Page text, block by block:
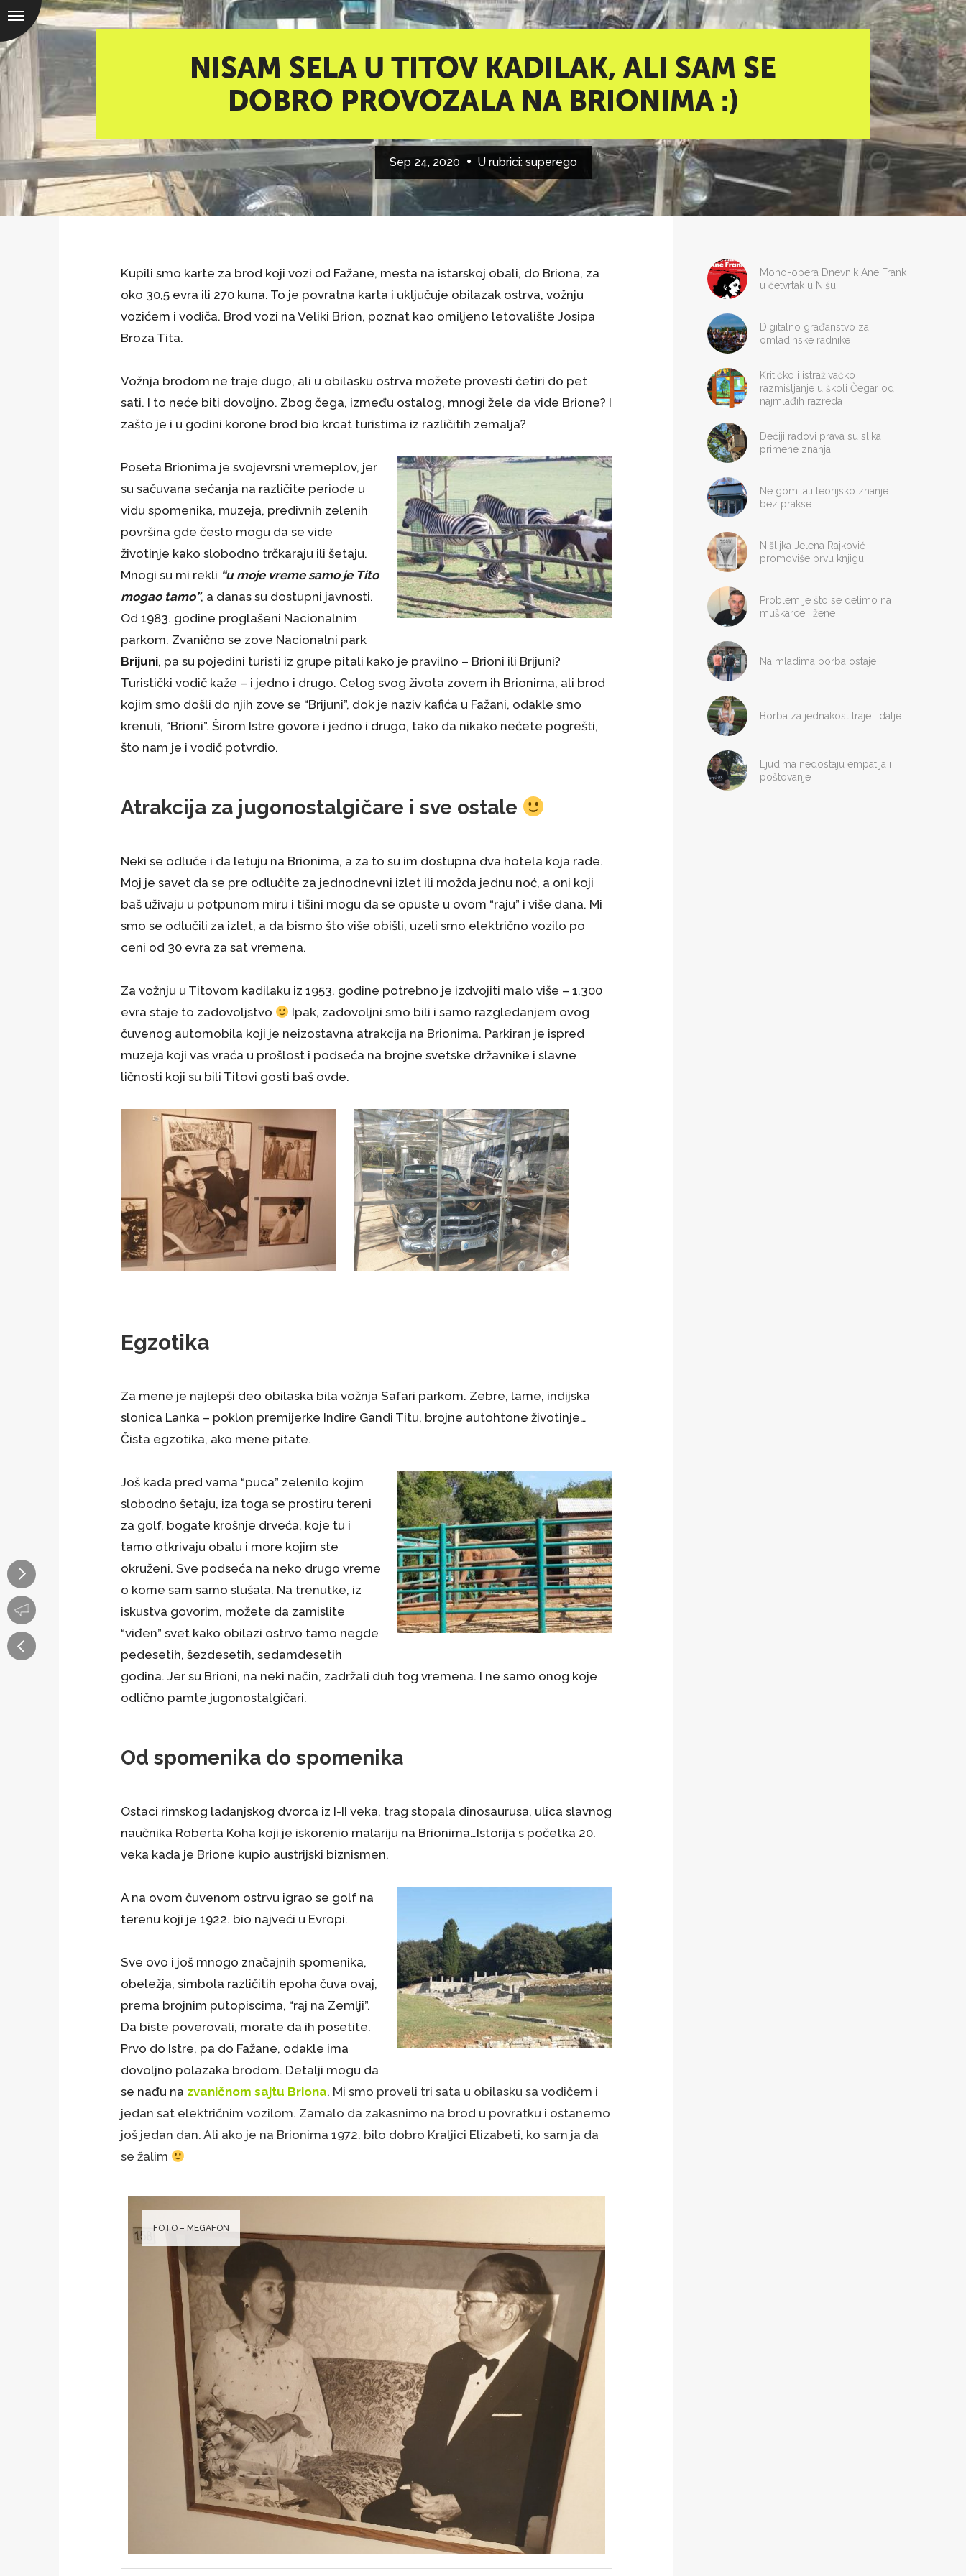
NISAM SELA U TITOV KADILAK, ALI SAM SE
DOBRO PROVOZALA NA BRIONIMA :)
Sep 24, 2020 U rubrici: superego
Kupili smo karte za brod koji vozi od Fažane, mesta na istarskoj obali, do Briona, za
oko 30,5 evra ili 270 kuna. To je povratna karta i uključuje obilazak ostrva, vožnju
vozićem i vodiča. Brod vozi na Veliki Brion, poznat kao omiljeno letovalište Josipa
Broza Tita.
Vožnja brodom ne traje dugo, ali u obilasku ostrva možete provesti četiri do pet
sati. I to neće biti dovoljno. Zbog čega, između ostalog, mnogi žele da vide Brione? I
zašto je i u godini korone brod bio krcat turistima iz različitih zemalja?
Poseta Brionima je svojevrsni vremeplov, jer
su sačuvana sećanja na različite periode u
vidu spomenika, muzeja, predivnih zelenih
površina gde često mogu da se vide
životinje kako slobodno trčkaraju ili šetaju.
Mnogi su mi rekli “u moje vreme samo je Tito
mogao tamo”, a danas su dostupni javnosti.
Od 1983. godine proglašeni Nacionalnim
parkom. Zvanično se zove Nacionalni park
Brijuni, pa su pojedini turisti iz grupe pitali kako je pravilno – Brioni ili Brijuni?
Turistički vodič kaže – i jedno i drugo. Celog svog života zovem ih Brionima, ali brod
kojim smo došli do njih zove se “Brijuni”, dok je naziv kafića u Fažani, odakle smo
krenuli, “Brioni”. Širom Istre govore i jedno i drugo, tako da nikako nećete pogrešti,
što nam je i vodič potvrdio.
Atrakcija za jugonostalgičare i sve ostale
Neki se odluče i da letuju na Brionima, a za to su im dostupna dva hotela koja rade.
Moj je savet da se pre odlučite za jednodnevni izlet ili možda jednu noć, a oni koji
baš uživaju u potpunom miru i tišini mogu da se opuste u ovom “raju” i više dana. Mi
smo se odlučili za izlet, a da bismo što više obišli, uzeli smo električno vozilo po
ceni od 30 evra za sat vremena.
Za vožnju u Titovom kadilaku iz 1953. godine potrebno je izdvojiti malo više – 1.300
evra staje to zadovoljstvo
Ipak, zadovoljni smo bili i samo razgledanjem ovog
čuvenog automobila koji je neizostavna atrakcija na Brionima. Parkiran je ispred
muzeja koji vas vraća u prošlost i podseća na brojne svetske državnike i slavne
ličnosti koji su bili Titovi gosti baš ovde.
Egzotika
Za mene je najlepši deo obilaska bila vožnja Safari parkom. Zebre, lame, indijska
slonica Lanka – poklon premijerke Indire Gandi Titu, brojne autohtone životinje…
Čista egzotika, ako mene pitate.
Još kada pred vama “puca” zelenilo kojim
slobodno šetaju, iza toga se prostiru tereni
za golf, bogate krošnje drveća, koje tu i
tamo otkrivaju obalu i more kojim ste
okruženi. Sve podseća na neko drugo vreme
o kome sam samo slušala. Na trenutke, iz
iskustva govorim, možete da zamislite
“viđen” svet kako obilazi ostrvo tamo negde
pedesetih, šezdesetih, sedamdesetih
godina. Jer su Brioni, na neki način, zadržali duh tog vremena. I ne samo onog koje
odlično pamte jugonostalgičari.
Od spomenika do spomenika
Ostaci rimskog ladanjskog dvorca iz I-II veka, trag stopala dinosaurusa, ulica slavnog
naučnika Roberta Koha koji je iskorenio malariju na Brionima…Istorija s početka 20.
veka kada je Brione kupio austrijski biznismen.
A na ovom čuvenom ostrvu igrao se golf na
terenu koji je 1922. bio najveći u Evropi.
Sve ovo i još mnogo značajnih spomenika,
obeležja, simbola različitih epoha čuva ovaj,
prema brojnim putopiscima, “raj na Zemlji”.
Da biste poverovali, morate da ih posetite.
Prvo do Istre, pa do Fažane, odakle ima
dovoljno polazaka brodom. Detalji mogu da
se nađu na zvaničnom sajtu Briona. Mi smo proveli tri sata u obilasku sa vodičem i
jedan sat električnim vozilom. Zamalo da zakasnimo na brod u povratku i ostanemo
još jedan dan. Ali ako je na Brionima 1972. bilo dobro Kraljici Elizabeti, ko sam ja da
se žalim
FOTO – MEGAFON
Mono-opera Dnevnik Ane Frank
u četvrtak u Nišu
Digitalno građanstvo za
omladinske radnike
Kritičko i istraživačko
razmišljanje u školi Čegar od
najmlađih razreda
Dečiji radovi prava su slika
primene znanja
Ne gomilati teorijsko znanje
bez prakse
Nišlijka Jelena Rajković
promoviše prvu knjigu
Problem je što se delimo na
muškarce i žene
Na mladima borba ostaje
Borba za jednakost traje i dalje
Ljudima nedostaju empatija i
poštovanje